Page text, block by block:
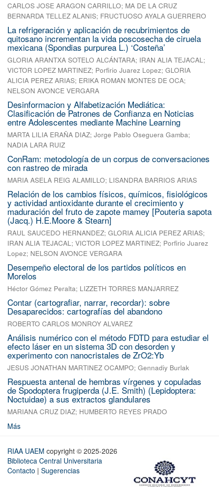
CARLOS JOSE ARAGON CARRILLO; MA DE LA CRUZ
BERNARDA TELLEZ ALANIS; FRUCTUOSO AYALA GUERRERO
La refrigeración y aplicación de recubrimientos de
quitosano incrementan la vida poscosecha de ciruela
mexicana (Spondias purpurea L.) ‘Costeña’
GLORIA ARANTXA SOTELO ALCÁNTARA; IRAN ALIA TEJACAL;
VICTOR LOPEZ MARTINEZ; Porfirio Juarez Lopez; GLORIA
ALICIA PEREZ ARIAS; ERIKA ROMAN MONTES DE OCA;
NELSON AVONCE VERGARA
Desinformacion y Alfabetización Mediática:
Clasificación de Patrones de Confianza en Noticias
entre Adolescentes mediante Machine Learning
MARTA LILIA ERAÑA DIAZ; Jorge Pablo Oseguera Gamba;
NADIA LARA RUIZ
ConRam: metodología de un corpus de conversaciones
con rastreo de mirada
MARIA ASELA REIG ALAMILLO; LISANDRA BARRIOS ARIAS
Relación de los cambios físicos, químicos, fisiológicos
y actividad antioxidante durante el crecimiento y
maduración del fruto de zapote mamey [Pouteria sapota
(Jacq.) H.E.Moore & Stearn]
RAUL SAUCEDO HERNANDEZ; GLORIA ALICIA PEREZ ARIAS;
IRAN ALIA TEJACAL; VICTOR LOPEZ MARTINEZ; Porfirio Juarez
Lopez; NELSON AVONCE VERGARA
Desempeño electoral de los partidos políticos en
Morelos
Héctor Gómez Peralta; LIZZETH TORRES MANJARREZ
Contar (cartografiar, narrar, recordar): sobre
Desaparecidos: cartografías del abandono
ROBERTO CARLOS MONROY ALVAREZ
Análisis numérico con el método FDTD para estudiar el
efecto láser en un sistema 3D con desorden y
experimento con nanocristales de ZrO2:Yb
JESUS JONATHAN MARTINEZ OCAMPO; Gennadiy Burlak
Respuesta antenal de hembras vírgenes y copuladas
de Spodoptera frugiperda (J.E. Smith) (Lepidoptera:
Noctuidae) a sus extractos glandulares
MARIANA CRUZ DIAZ; HUMBERTO REYES PRADO
Más
RIAA UAEM copyright © 2025-2026
Biblioteca Central Universitaria
Contacto | Sugerencias